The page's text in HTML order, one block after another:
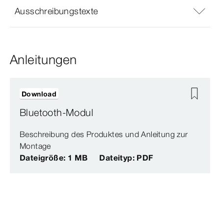
Ausschreibungstexte
Anleitungen
Bluetooth-Modul
Beschreibung des Produktes und Anleitung zur
Montage
Dateigröße: 1 MB
Dateityp: PDF
Download